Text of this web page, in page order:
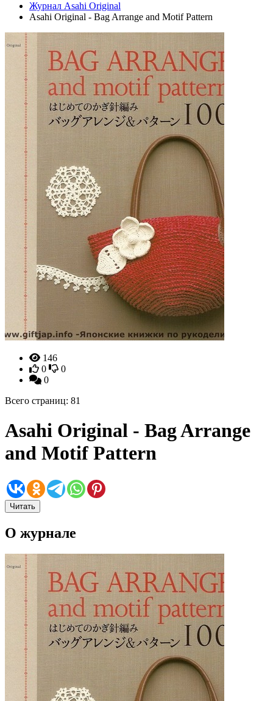
Журнал Asahi Original
Asahi Original - Bag Arrange and Motif Pattern
146
0
0
0
Всего страниц: 81
Asahi Original - Bag Arrange
and Motif Pattern
Читать
О журнале